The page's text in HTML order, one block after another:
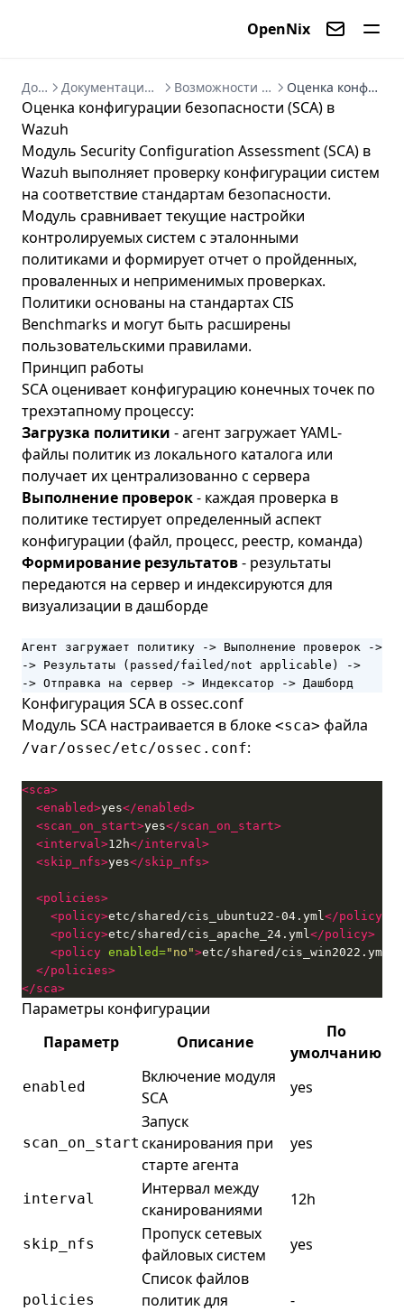
OpenNix
Документация Документация Wazuh 4.14 - руководство по SIEM/XDR Возможности Wazuh 4.14 - модули защиты и анализа Оценка конфигурации безопасности (SCA) в Wazuh
Оценка конфигурации безопасности (SCA) в
Wazuh
Модуль Security Configuration Assessment (SCA) в
Wazuh выполняет проверку конфигурации систем
на соответствие стандартам безопасности.
Модуль сравнивает текущие настройки
контролируемых систем с эталонными
политиками и формирует отчет о пройденных,
проваленных и неприменимых проверках.
Политики основаны на стандартах CIS
Benchmarks и могут быть расширены
пользовательскими правилами.
Принцип работы
SCA оценивает конфигурацию конечных точек по
трехэтапному процессу:
Загрузка политики - агент загружает YAML-
файлы политик из локального каталога или
получает их централизованно с сервера
Выполнение проверок- каждая проверка в
политике тестирует определенный аспект
конфигурации (файл, процесс, реестр, команда)
Формирование результатов- результаты
передаются на сервер и индексируются для
визуализации в дашборде
Агент загружает политику -> Выполнение проверок ->
-> Результаты (passed/failed/not applicable) ->
-> Отправка на сервер -> Индексатор -> Дашборд
Конфигурация SCA в ossec.conf
Модуль SCA настраивается в блоке <sca> файла
/var/ossec/etc/ossec.conf:
<sca>
<enabled>yes</enabled>
<scan_on_start>yes</scan_on_start>
<interval>12h</interval>
<skip_nfs>yes</skip_nfs>
<policies>
<policy>etc/shared/cis_ubuntu22-04.yml</policy>
<policy>etc/shared/cis_apache_24.yml</policy>
<policy enabled="no">etc/shared/cis_win2022.yml
</policies>
</sca>
Параметры конфигурации
Параметр
Описание
По
умолчанию
enabled
Включение модуля
SCA
yes
scan_on_start
Запуск
сканирования при
старте агента
yes
interval
Интервал между
сканированиями
12h
skip_nfs
Пропуск сетевых
файловых систем
yes
policies
Список файлов
политик для
-